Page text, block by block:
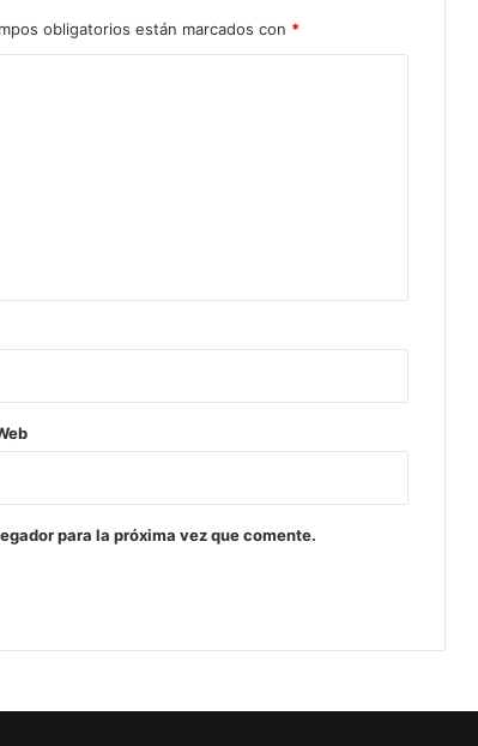
obligatorios están marcados con *
para la próxima vez que comente.